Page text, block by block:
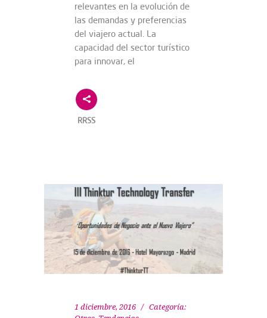
relevantes en la evolución de
las demandas y preferencias
del viajero actual. La
capacidad del sector turístico
para innovar, el
RRSS
1 diciembre, 2016
Categoría: